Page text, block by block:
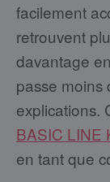
facilement
retrouvent
davantage
passe moins
explications.
BASIC LINE
en tant que